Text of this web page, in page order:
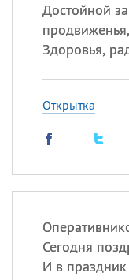
Достойной
продвиженья,
Здоровья,
Открытка
Сегодня
И в